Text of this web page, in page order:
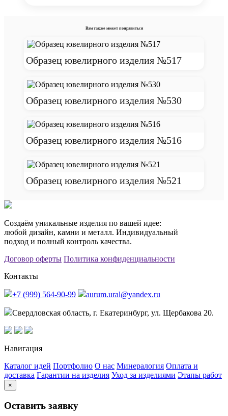
Вам также может понравиться
Образец ювелирного изделия №517
Образец ювелирного изделия №530
Образец ювелирного изделия №516
Образец ювелирного изделия №521
Создаём уникальные изделия по вашей идее:
любой дизайн, камни и металл. Индивидуальный
подход и полный контроль качества.
Договор оферты Политика конфиденциальности
Контакты
+7 (999) 564-90-99 aurum.ural@yandex.ru
Свердловская область, г. Екатеринбург, ул. Щербакова 20.
Навигация
Каталог идей Портфолио О нас Минералогия Оплата и
доставка Гарантии на изделия Уход за изделиями Этапы работ
×
Оставить заявку